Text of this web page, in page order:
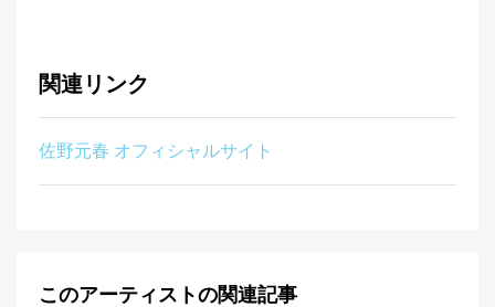
関連リンク
佐野元春 オフィシャルサイト
このアーティストの関連記事